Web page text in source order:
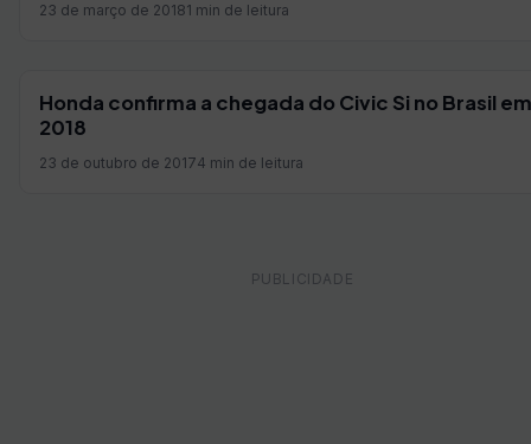
23 de março de 20181 min de leitura
Honda confirma a chegada do Civic Si no Brasil em
2018
23 de outubro de 20174 min de leitura